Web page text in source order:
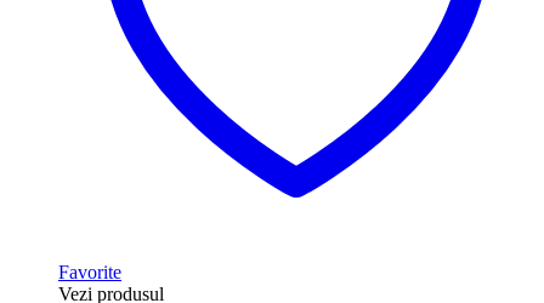
Favorite
Vezi produsul